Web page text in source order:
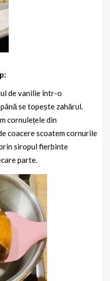
de vanilie într-o
se topește zahărul.
cornulețele din
coacere scoatem cornurile
siropul fierbinte
parte.